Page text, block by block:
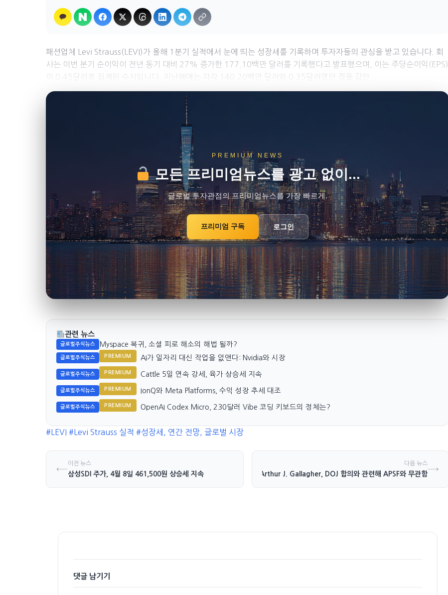
패션업체 Levi Strauss(LEVI)가 올해 1분기 실적에서 눈에 띄는 성장세를 기록하며 투자자들의 관심을 받고 있습니다. 회
사는 이번 분기 순이익이 전년 동기 대비 27% 증가한 177.10백만 달러를 기록했다고 발표했으며, 이는 주당순이익(EPS)
이 0.45달러로 집계된 수치입니다. 지난해에는 각각 140.20백만 달러와 0.35달러였던 점을 감안...
PREMIUM NEWS
모든 프리미엄뉴스를 광고 없이...
글로벌 투자관점의 프리미엄뉴스를 가장 빠르게.
프리미엄 구독 로그인
관련 뉴스
글로벌주식뉴스 Myspace 복귀, 소셜 피로 해소의 해법 될까?
글로벌주식뉴스 PREMIUM AI가 일자리 대신 작업을 없앤다: Nvidia와 시장
글로벌주식뉴스 PREMIUM Cattle 5일 연속 강세, 육가 상승세 지속
글로벌주식뉴스 PREMIUM IonQ와 Meta Platforms, 수익 성장 추세 대조
글로벌주식뉴스 PREMIUM OpenAI Codex Micro, 230달러 Vibe 코딩 키보드의 정체는?
#LEVI #Levi Strauss 실적 #성장세, 연간 전망, 글로벌 시장
←이전 뉴스
삼성SDI 주가, 4월 8일 461,500원 상승세 지속
다음 뉴스
Arthur J. Gallagher, DOJ 합의와 관련해 APSF와 무관함→
댓글 남기기